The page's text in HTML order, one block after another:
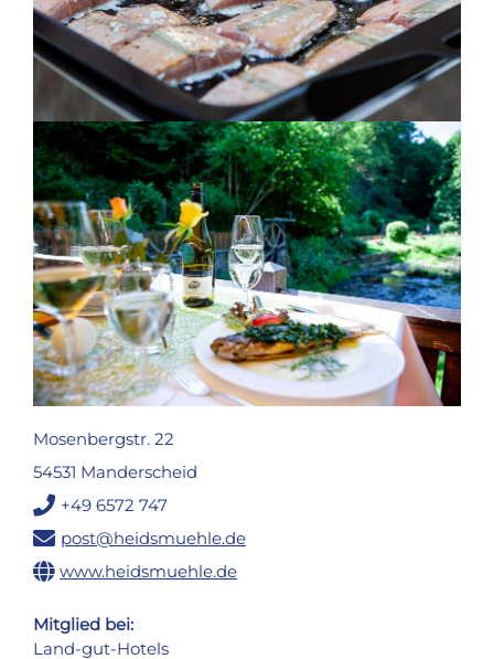
Mosenbergstr. 22
54531 Manderscheid
+49 6572 747
post@heidsmuehle.de
www.heidsmuehle.de
Mitglied bei:
Land-gut-Hotels